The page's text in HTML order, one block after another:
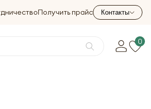
Получить прайс Контакты
0